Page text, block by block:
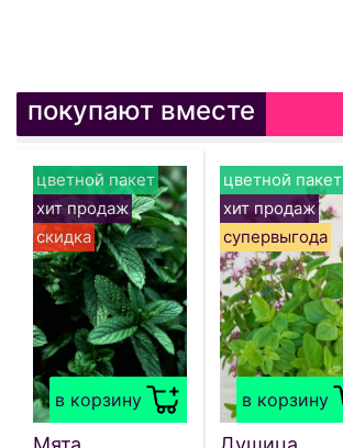
покупают вместе
в корзину
цветной пакет
хит продаж
скидка
в корзину
цветной пакет
хит продаж
супервыгода